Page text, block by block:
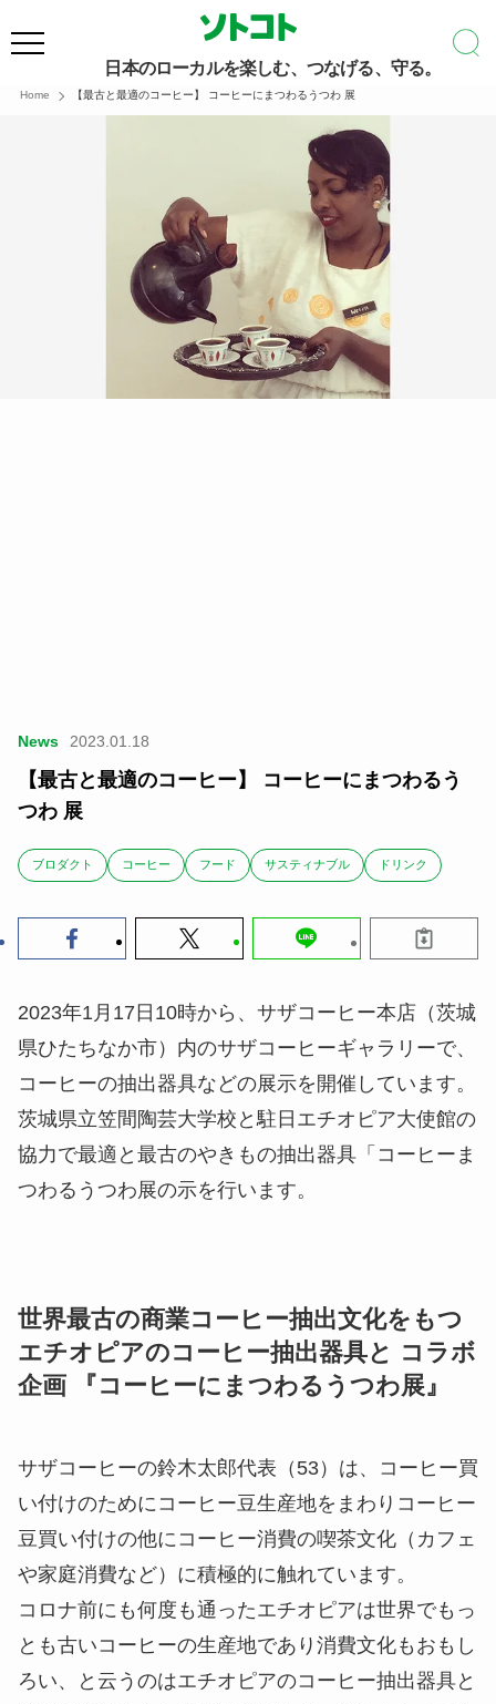
日本のローカルを楽しむ、つなげる、守る。
Home 【最古と最適のコーヒー】 コーヒーにまつわるうつわ 展
News 2023.01.18
【最古と最適のコーヒー】 コーヒーにまつわるう
つわ 展
ブロダクト コーヒー フード サスティナブル ドリンク
2023年1月17日10時から、サザコーヒー本店（茨城
県ひたちなか市）内のサザコーヒーギャラリーで、
コーヒーの抽出器具などの展示を開催しています。
茨城県立笠間陶芸大学校と駐日エチオピア大使館の
協力で最適と最古のやきもの抽出器具「コーヒーま
つわるうつわ展の示を行います。
世界最古の商業コーヒー抽出文化をもつ
エチオピアのコーヒー抽出器具と コラボ
企画 『コーヒーにまつわるうつわ展』
サザコーヒーの鈴木太郎代表（53）は、コーヒー買
い付けのためにコーヒー豆生産地をまわりコーヒー
豆買い付けの他にコーヒー消費の喫茶文化（カフェ
や家庭消費など）に積極的に触れています。
コロナ前にも何度も通ったエチオピアは世界でもっ
とも古いコーヒーの生産地であり消費文化もおもし
ろい、と云うのはエチオピアのコーヒー抽出器具と